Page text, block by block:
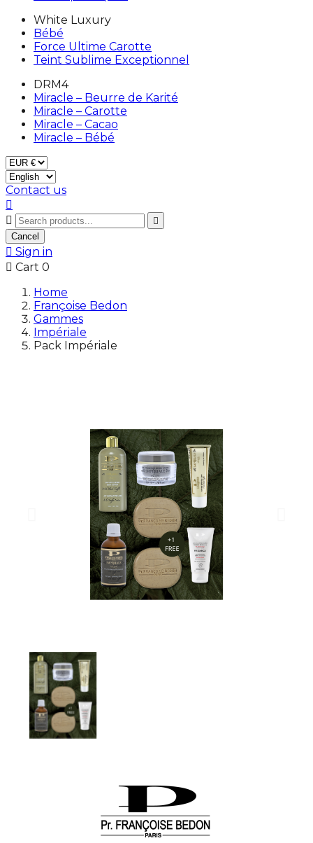
White Luxury
Bébé
Force Ultime Carotte
Teint Sublime Exceptionnel
DRM4
Miracle – Beurre de Karité
Miracle – Carotte
Miracle – Cacao
Miracle – Bébé
Contact us



Cancel
 Sign in
 Cart 0
Home
Françoise Bedon
Gammes
Impériale
Pack Impériale